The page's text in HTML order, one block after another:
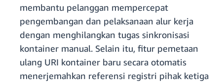
membantu pelanggan mempercepat
pengembangan dan pelaksanaan alur kerja
dengan menghilangkan tugas sinkronisasi
kontainer manual. Selain itu, fitur pemetaan
ulang URI kontainer baru secara otomatis
menerjemahkan referensi registri pihak ketiga